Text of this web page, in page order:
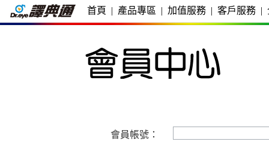
首頁 | 產品專區 | 加值服務 | 客戶服務 |
會員帳號：